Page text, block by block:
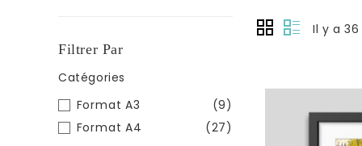
Filtrer Par
Catégories
Format A3
(9)
Format A4
(27)
Il y a